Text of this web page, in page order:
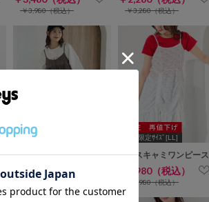
￥3,980（税込） ￥3,280（税込）
切替キャミワンピース
￥2,680（税込）
￥3,280（税込）
WEB限定ｻｲｽﾞ[LL]
レースキャミワンピース
￥1,980（税込）
￥2,980（税込）